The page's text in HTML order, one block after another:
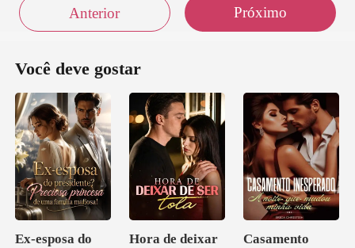
Anterior Próximo
Você deve gostar
Ex-esposa do
Hora de deixar
Casamento